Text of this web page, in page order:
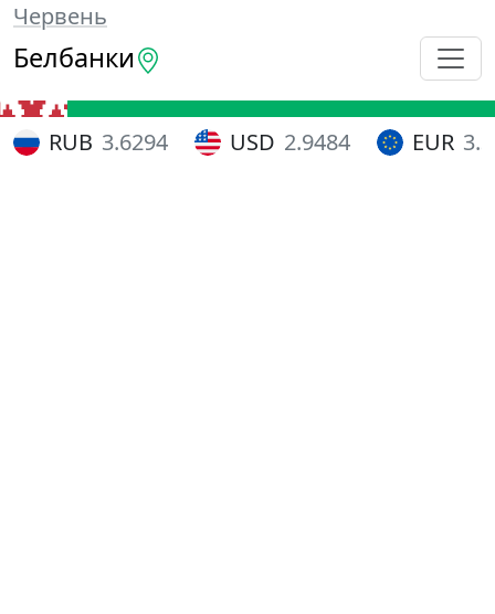
Червень
Белбанки
RUB 3.6294 USD 2.9484 EUR